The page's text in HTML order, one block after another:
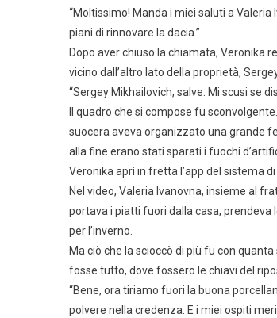
“Moltissimo! Manda i miei saluti a
piani di rinnovare la dacia.”
Dopo aver chiuso la chiamata, Veronika
vicino dall’altro lato della proprietà,
“Sergey Mikhailovich, salve. Mi scusi se
Il quadro che si compose fu
suocera aveva organizzato una grande
alla fine erano stati sparati i fuochi
Veronika aprì in fretta l’app del sistema
Nel video, Valeria Ivanovna, insieme al
portava i piatti fuori dalla casa,
per l’inverno.
Ma ciò che la scioccò di più fu con
fosse tutto, dove fossero le chiavi del
“Bene, ora tiriamo fuori la buona
polvere nella credenza. E i miei ospiti